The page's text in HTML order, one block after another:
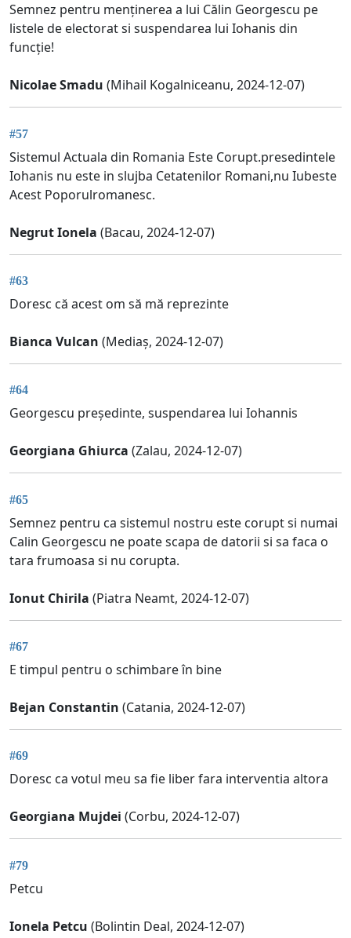
Semnez pentru menținerea a lui Călin Georgescu pe
listele de electorat si suspendarea lui Iohanis din
funcție!
Nicolae Smadu (Mihail Kogalniceanu, 2024-12-07)
#57
Sistemul Actuala din Romania Este Corupt.presedintele
Iohanis nu este in slujba Cetatenilor Romani,nu Iubeste
Acest Poporulromanesc.
Negrut Ionela (Bacau, 2024-12-07)
#63
Doresc că acest om să mă reprezinte
Bianca Vulcan (Mediaș, 2024-12-07)
#64
Georgescu președinte, suspendarea lui Iohannis
Georgiana Ghiurca (Zalau, 2024-12-07)
#65
Semnez pentru ca sistemul nostru este corupt si numai
Calin Georgescu ne poate scapa de datorii si sa faca o
tara frumoasa si nu corupta.
Ionut Chirila (Piatra Neamt, 2024-12-07)
#67
E timpul pentru o schimbare în bine
Bejan Constantin (Catania, 2024-12-07)
#69
Doresc ca votul meu sa fie liber fara interventia altora
Georgiana Mujdei (Corbu, 2024-12-07)
#79
Petcu
Ionela Petcu (Bolintin Deal, 2024-12-07)